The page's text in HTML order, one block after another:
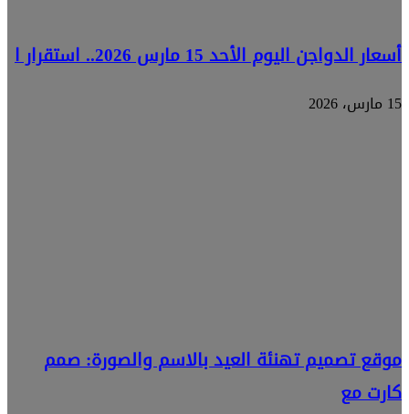
أسعار الدواجن اليوم الأحد 15 مارس 2026.. استقرار ا
15 مارس، 2026
موقع تصميم تهنئة العيد بالاسم والصورة: صمم
كارت مع